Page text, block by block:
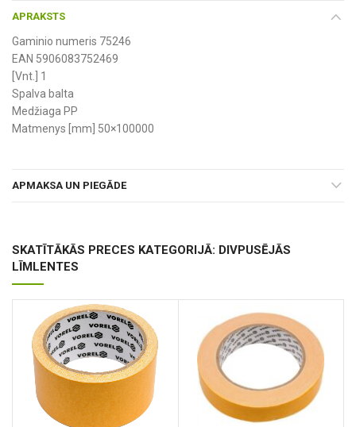
APRAKSTS
Gaminio numeris 75246
EAN 5906083752469
[Vnt.] 1
Spalva balta
Medžiaga PP
Matmenys [mm] 50×100000
APMAKSA UN PIEGĀDE
SKATĪTĀKĀS PRECES KATEGORIJĀ: DIVPUSĒJĀS
LĪMLENTES